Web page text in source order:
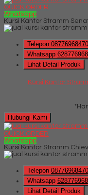
QUICK ORDER
Whatsapp
Kursi Kantor Stramm
Telepon
Whatsapp
Lihat Detail Produk
Kursi Kantor
Hubungi Kami
QUICK ORDER
Whatsapp
Kursi Kantor Stramm
Telepon
Whatsapp
Lihat Detail Produk